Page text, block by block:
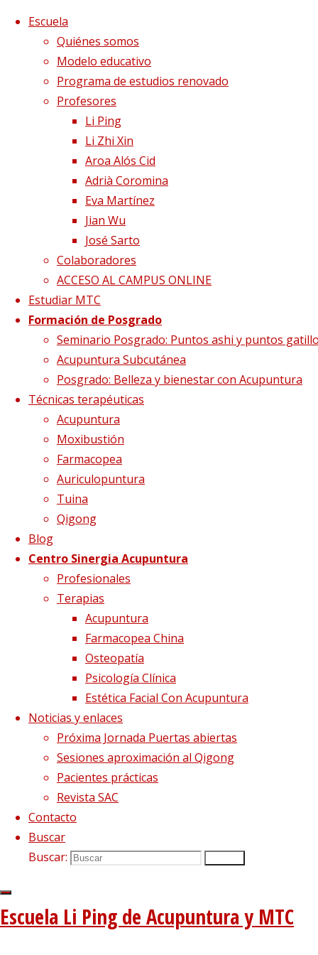
Saltar al contenido
Escuela
Quiénes somos
Modelo educativo
Programa de estudios renovado
Profesores
Li Ping
Li Zhi Xin
Aroa Alós Cid
Adrià Coromina
Eva Martínez
Jian Wu
José Sarto
Colaboradores
ACCESO AL CAMPUS ONLINE
Estudiar MTC
Formación de Posgrado
Seminario Posgrado: Puntos ashi y puntos
Acupuntura Subcutánea
Posgrado: Belleza y bienestar con Acupuntura
Técnicas terapéuticas
Acupuntura
Moxibustión
Farmacopea
Auriculopuntura
Tuina
Qigong
Blog
Centro Sinergia Acupuntura
Profesionales
Terapias
Acupuntura
Farmacopea China
Osteopatía
Psicología Clínica
Estética Facial Con Acupuntura
Noticias y enlaces
Próxima Jornada Puertas abiertas
Sesiones aproximación al Qigong
Pacientes prácticas
Revista SAC
Contacto
Buscar
Buscar:
Escuela Li Ping de Acupuntura y MTC
Página de InicioConfirmación asistencia
sesión Qigong – presencial
Confirmación
asistencia sesión
Qigong –
presencial
Vemos que te has inscrito para participar en
una de nuestras
Si te has registrado para unaSESIÓN
Viernes 26 septiembre:Escuela Li Ping (C/